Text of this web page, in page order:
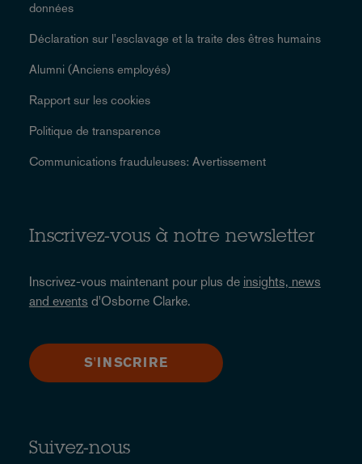
données
Déclaration sur l'esclavage et la traite des êtres humains
Alumni (Anciens employés)
Rapport sur les cookies
Politique de transparence
Communications frauduleuses: Avertissement
Inscrivez-vous à notre newsletter
Inscrivez-vous maintenant pour plus de insights, news
and events d'Osborne Clarke.
S'INSCRIRE
Suivez-nous